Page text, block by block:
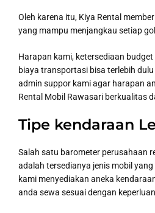
Oleh karena itu, Kiya Rental
yang mampu menjangkau setiap
Harapan kami, ketersediaan
biaya transportasi bisa terlebih
admin suppor kami agar harapan
Rental Mobil Rawasari berkualitas
Tipe kendaraan
Salah satu barometer perusahaan
adalah tersedianya jenis mobil
kami menyediakan aneka
anda sewa sesuai dengan